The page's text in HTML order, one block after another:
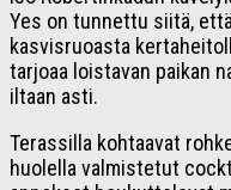
Yes on tunnettu siitä,
kasvisruoasta
tarjoaa loistavan paikan
iltaan asti.
Terassilla kohtaavat
huolella valmistetut